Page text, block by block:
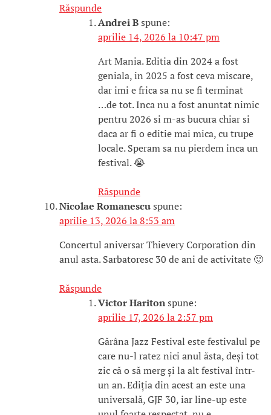
Răspunde
Andrei Bspune:
aprilie 14, 2026 la 10:47 pm
Art Mania. Editia din 2024 a fost
geniala, in 2025 a fost ceva miscare,
dar imi e frica sa nu se fi terminat
…de tot. Inca nu a fost anuntat nimic
pentru 2026 si m-as bucura chiar si
daca ar fi o editie mai mica, cu trupe
locale. Speram sa nu pierdem inca un
festival. 😭
Răspunde
Nicolae Romanescuspune:
aprilie 13, 2026 la 8:53 am
Concertul aniversar Thievery Corporation din
anul asta. Sarbatoresc 30 de ani de activitate 🙂
Răspunde
Victor Haritonspune:
aprilie 17, 2026 la 2:57 pm
Gărâna Jazz Festival este festivalul pe
care nu-l ratez nici anul ăsta, deși tot
zic că o să merg și la alt festival într-
un an. Ediția din acest an este una
universală, GJF 30, iar line-up este